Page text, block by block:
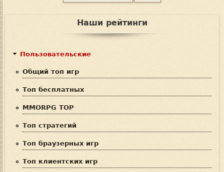
Наши рейтинги
Пользовательские
Общий топ игр
Топ бесплатных
MMORPG TOP
Топ стратегий
Топ браузерных игр
Топ клиентских игр